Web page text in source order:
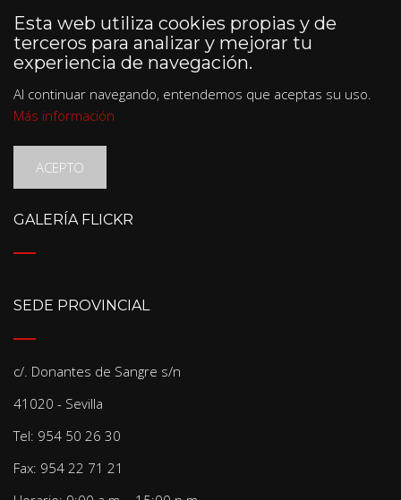
Esta web utiliza cookies propias y de
terceros para analizar y mejorar tu
experiencia de navegación.
Al continuar navegando, entendemos que aceptas su uso.
Más información
ACEPTO
GALERÍA FLICKR
SEDE PROVINCIAL
c/. Donantes de Sangre s/n
41020 - Sevilla
Tel: 954 50 26 30
Fax: 954 22 71 21